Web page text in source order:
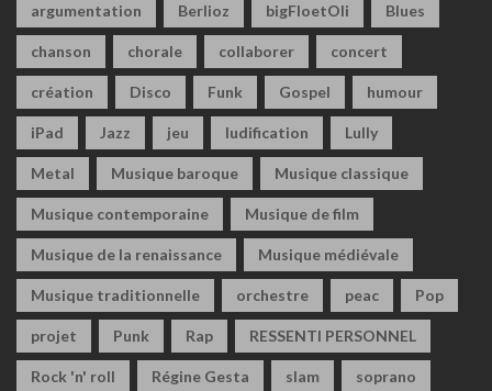
argumentation Berlioz bigFloetOli Blues
chanson chorale collaborer concert
création Disco Funk Gospel humour
iPad Jazz jeu ludification Lully
Metal Musique baroque Musique classique
Musique contemporaine Musique de film
Musique de la renaissance Musique médiévale
Musique traditionnelle orchestre peac Pop
projet Punk Rap RESSENTI PERSONNEL
Rock 'n' roll Régine Gesta slam soprano